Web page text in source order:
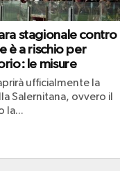
stagionale contro
è a rischio per
le misure
ufficialmente la
Salernitana, ovvero il
la...